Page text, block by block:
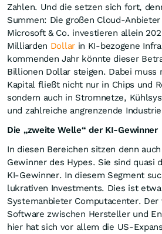
Zahlen. Und die setzen sich fort,
Summen: Die großen Cloud-
Microsoft & Co. investieren allein
Milliarden Dollarin KI-bezogene
kommenden Jahr könnte dieser
Billionen Dollar steigen. Dabei muss
Kapital fließt nicht nur in Chips und
sondern auch in Stromnetze,
und zahlreiche angrenzende
Die „zweite Welle“ der KI-Gewinner
In diesen Bereichen sitzen denn
Gewinner des Hypes. Sie sind quasi
KI-Gewinner. In diesem Segment
lukrativen Investments. Dies ist
Systemanbieter Computacenter.
Software zwischen Hersteller und
hier hat sich vor allem die US-